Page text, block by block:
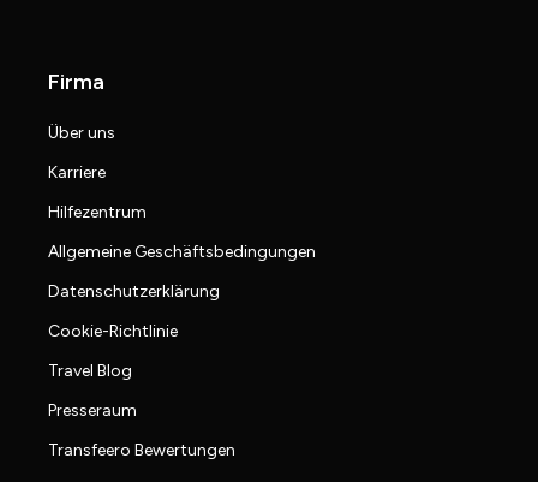
Firma
Über uns
Karriere
Hilfezentrum
Allgemeine Geschäftsbedingungen
Datenschutzerklärung
Cookie-Richtlinie
Travel Blog
Presseraum
Transfeero Bewertungen